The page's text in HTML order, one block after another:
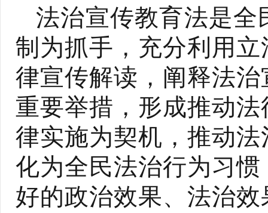
法治宣传教育法是
制为抓手，充分利用
律宣传解读，阐释法
重要举措，形成推动
律实施为契机，推动
化为全民法治行为习
好的政治效果、法治